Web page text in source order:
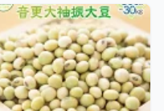
詰め合わせ 肉 豚肉 乳製品
冷蔵